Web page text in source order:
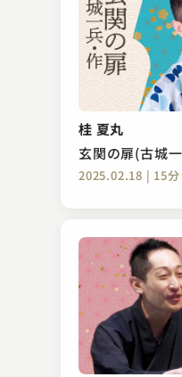
桂 夏丸
玄関の扉(古城
2025.02.18 | 15分
金原亭 馬生
しびん
2023.07.11 | 29分
柳家 小里ん